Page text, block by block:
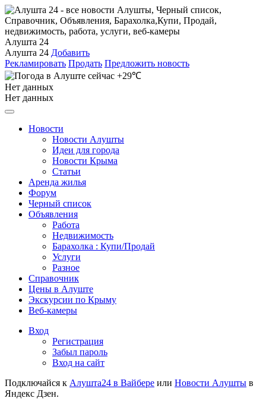
Алушта 24
Алушта 24 Добавить
Рекламировать Продать Предложить новость
+29℃
Нет данных
Нет данных
Новости
Новости Алушты
Идеи для города
Новости Крыма
Статьи
Аренда жилья
Форум
Черный список
Объявления
Работа
Недвижимость
Барахолка : Купи/Продай
Услуги
Разное
Справочник
Цены в Алуште
Экскурсии по Крыму
Веб-камеры
Вход
Регистрация
Забыл пароль
Вход на сайт
Подключайся к Алушта24 в Вайбере или Новости Алушты в
Яндекс Дзен.